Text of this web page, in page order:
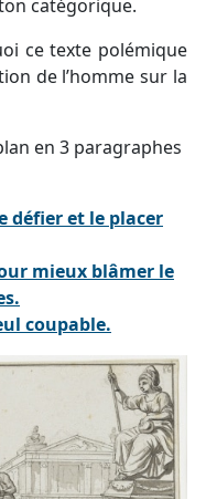
catégorique.
ce texte polémique
de l’homme sur la
en 3 paragraphes
défier et le placer
mieux blâmer le
coupable.